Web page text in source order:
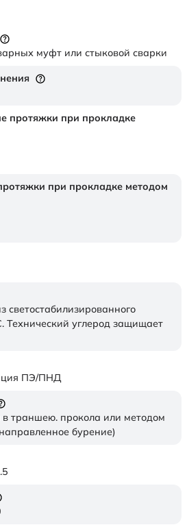
муфт или стыковой сварки
протяжки при прокладке
при прокладке методом
светостабилизированного
углерод защищает
ПЭ/ПНД
траншею. прокола или методом
бурение)